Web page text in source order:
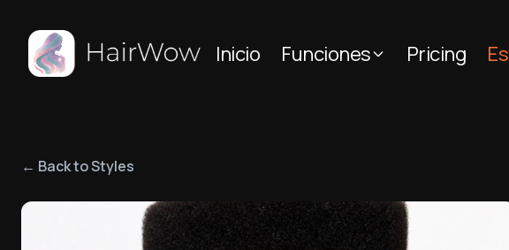
Inicio Funciones Pricing
← Back to Styles